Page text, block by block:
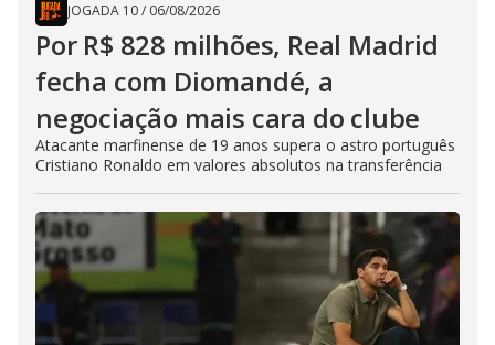
JOGADA 10/ 06/08/2026
Por R$ 828 milhões, Real Madrid
fecha com Diomandé, a
negociação mais cara do clube
Atacante marfinense de 19 anos supera o astro português
Cristiano Ronaldo em valores absolutos na transferência